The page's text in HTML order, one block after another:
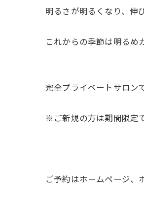
明るさが明るくなり、伸
これからの季節は明る
完全プライベートサロン
※ご新規の方は期間限定
ご予約はホームページ、